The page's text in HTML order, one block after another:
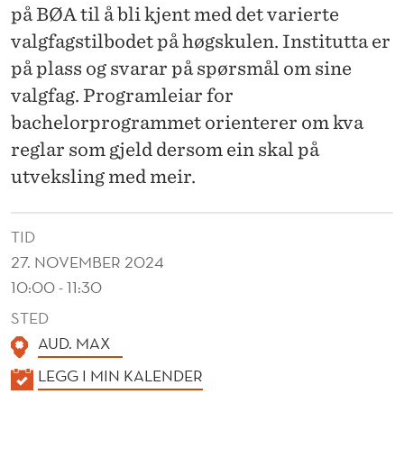
på BØA til å bli kjent med det varierte
valgfagstilbodet på høgskulen. Institutta er
på plass og svarar på spørsmål om sine
valgfag. Programleiar for
bachelorprogrammet orienterer om kva
reglar som gjeld dersom ein skal på
utveksling med meir.
TID
27. NOVEMBER 2024
10:00 - 11:30
STED
AUD. MAX
K
LEGG I MIN KALENDER